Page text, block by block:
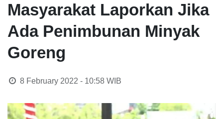
Masyarakat Laporkan Jika
Ada Penimbunan Minyak
Goreng
8 February 2022 - 10:58WIB